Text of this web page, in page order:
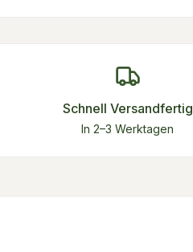
Schnell Versandfertig
In 2–3 Werktagen